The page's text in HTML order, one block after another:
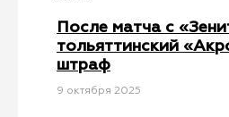
После матча с
тольяттинский
штраф
9 октября 2025